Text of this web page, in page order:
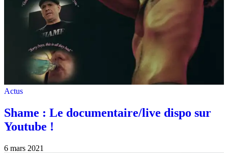
Actus
Shame : Le documentaire/live dispo sur
Youtube !
6 mars 2021